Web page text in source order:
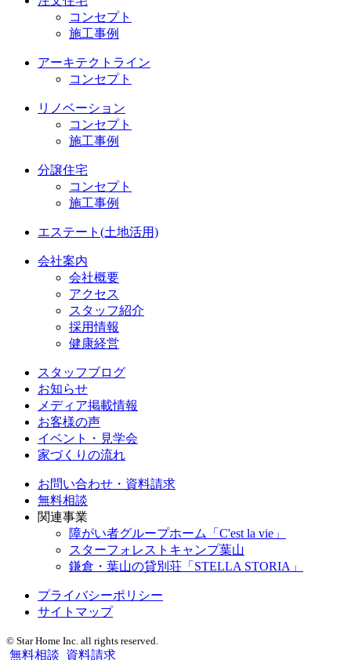
コンセプト
施工事例
アーキテクトライン
コンセプト
リノベーション
コンセプト
施工事例
分譲住宅
コンセプト
施工事例
エステート(土地活用)
会社案内
会社概要
アクセス
スタッフ紹介
採用情報
健康経営
スタッフブログ
お知らせ
メディア掲載情報
お客様の声
イベント・見学会
家づくりの流れ
お問い合わせ・資料請求
無料相談
関連事業
障がい者グループホーム「C'est la vie」
スターフォレストキャンプ葉山
鎌倉・葉山の貸別荘「STELLA STORIA」
プライバシーポリシー
サイトマップ
© Star Home Inc. all rights reserved.
無料相談 資料請求